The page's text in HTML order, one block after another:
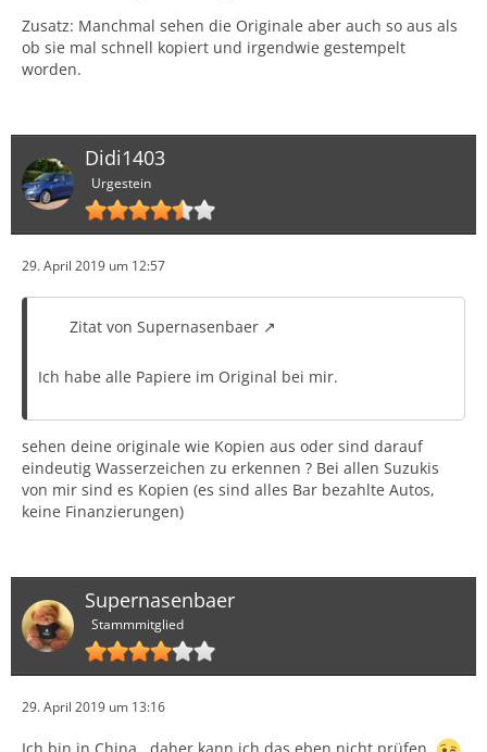
Zusatz: Manchmal sehen die Originale aber auch so aus als
ob sie mal schnell kopiert und irgendwie gestempelt
worden.
Didi1403
Urgestein
29. April 2019 um 12:57
Zitat von Supernasenbaer
Ich habe alle Papiere im Original bei mir.
sehen deine originale wie Kopien aus oder sind darauf
eindeutig Wasserzeichen zu erkennen ? Bei allen Suzukis
von mir sind es Kopien (es sind alles Bar bezahlte Autos,
keine Finanzierungen)
Supernasenbaer
Stammmitglied
29. April 2019 um 13:16